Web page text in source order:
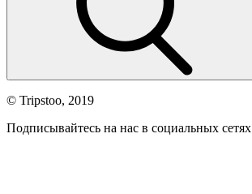
© Tripstoo, 2019
Подписывайтесь на нас в социальных сетях